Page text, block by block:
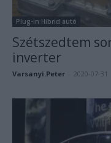
Plug-in Hibrid autó
Szétszedtem
inverter
Varsanyi.Peter 2020-07-31